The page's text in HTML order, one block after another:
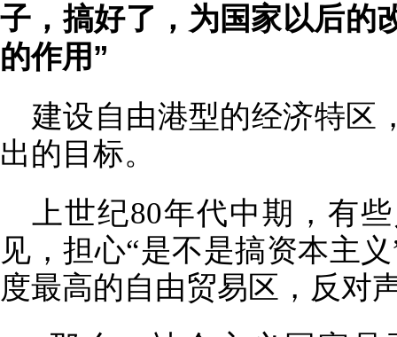
子，搞好了，为国家以后的
的作用”
建设自由港型的经济特区
出的目标。
上世纪80年代中期，有
见，担心“是不是搞资本主
度最高的自由贸易区，反对